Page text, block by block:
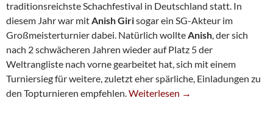
traditionsreichste Schachfestival in Deutschland statt. In
diesem Jahr war mitAnish Girisogar ein SG-Akteur im
Großmeisterturnier dabei. Natürlich wollteAnish, der sich
nach 2 schwächeren Jahren wieder auf Platz 5 der
Weltrangliste nach vorne gearbeitet hat, sich mit einem
Turniersieg für weitere, zuletzt eher spärliche, Einladungen zu
den Topturnieren empfehlen.Anish Giri Wird Geteilter Zweiter
Weiterlesen →